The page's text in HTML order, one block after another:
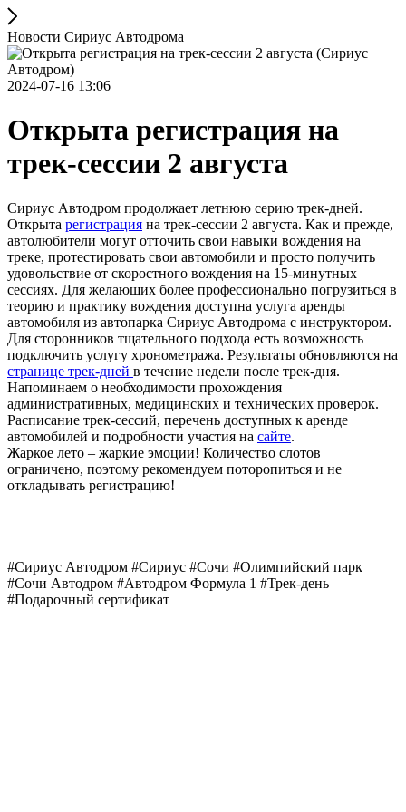
Новости Сириус Автодрома
2024-07-16 13:06
Открыта регистрация на
трек-сессии 2 августа
Сириус Автодром продолжает летнюю серию трек-дней.
Открыта регистрация на трек-сессии 2 августа. Как и прежде,
автолюбители могут отточить свои навыки вождения на
треке, протестировать свои автомобили и просто получить
удовольствие от скоростного вождения на 15-минутных
сессиях. Для желающих более профессионально погрузиться в
теорию и практику вождения доступна услуга аренды
автомобиля из автопарка Сириус Автодрома с инструктором.
Для сторонников тщательного подхода есть возможность
подключить услугу хронометража. Результаты обновляются на
странице трек-дней в течение недели после трек-дня.
Напоминаем о необходимости прохождения
административных, медицинских и технических проверок.
Расписание трек-сессий, перечень доступных к аренде
автомобилей и подробности участия на сайте.
Жаркое лето – жаркие эмоции! Количество слотов
ограничено, поэтому рекомендуем поторопиться и не
откладывать регистрацию!
#Сириус Автодром #Сириус #Сочи #Олимпийский парк
#Сочи Автодром #Автодром Формула 1 #Трек-день
#Подарочный сертификат